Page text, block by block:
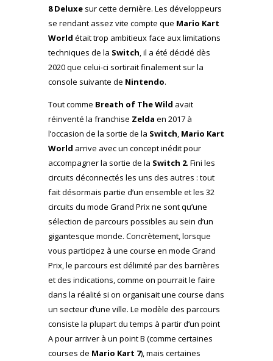
8 Deluxe sur cette dernière. Les développeurs
se rendant assez vite compte que Mario Kart
World était trop ambitieux face aux limitations
techniques de la Switch, il a été décidé dès
2020 que celui-ci sortirait finalement sur la
console suivante de Nintendo.
Tout comme Breath of The Wild avait
réinventé la franchise Zelda en 2017 à
l’occasion de la sortie de la Switch, Mario Kart
World arrive avec un concept inédit pour
accompagner la sortie de la Switch 2. Fini les
circuits déconnectés les uns des autres : tout
fait désormais partie d’un ensemble et les 32
circuits du mode Grand Prix ne sont qu’une
sélection de parcours possibles au sein d’un
gigantesque monde. Concrètement, lorsque
vous participez à une course en mode Grand
Prix, le parcours est délimité par des barrières
et des indications, comme on pourrait le faire
dans la réalité si on organisait une course dans
un secteur d’une ville. Le modèle des parcours
consiste la plupart du temps à partir d’un point
A pour arriver à un point B (comme certaines
courses de Mario Kart 7), mais certaines